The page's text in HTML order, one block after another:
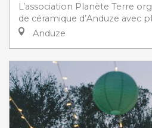
L’association Planète Terre
de céramique d’Anduze avec
Anduze